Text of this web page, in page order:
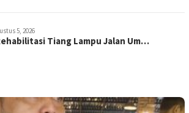
5, 2026
Tiang Lampu Jalan Um…